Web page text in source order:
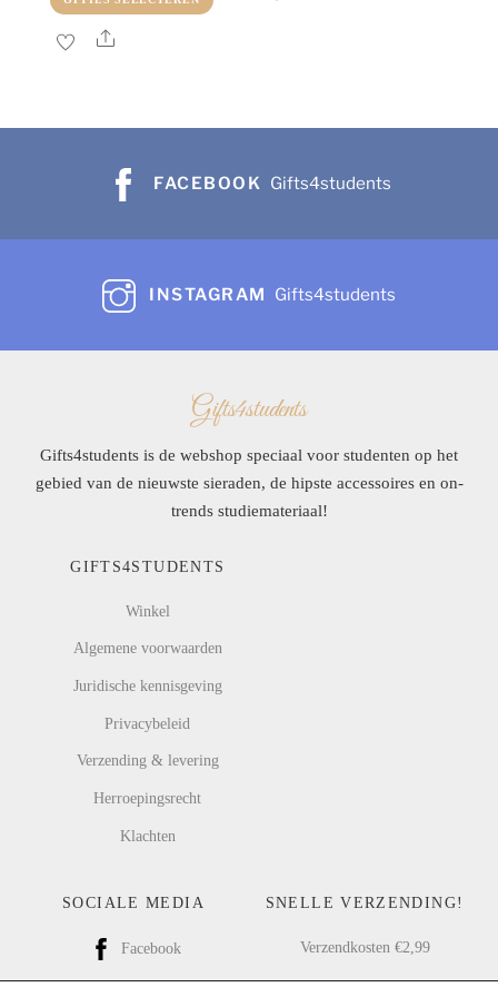
optie
was:
€5,99.
is:
optie
gekozen
op
Share
FACEBOOK Gifts4students
INSTAGRAM Gifts4students
Gifts4students
Gifts4students is de webshop speciaal voor studenten op het
gebied van de nieuwste sieraden, de hipste accessoires en on-
trends studiemateriaal!
GIFTS4STUDENTS
Winkel
Algemene voorwaarden
Juridische kennisgeving
Privacybeleid
Verzending & levering
Herroepingsrecht
Klachten
SOCIALE MEDIA
Facebook
SNELLE VERZENDING!
Verzendkosten €2,99